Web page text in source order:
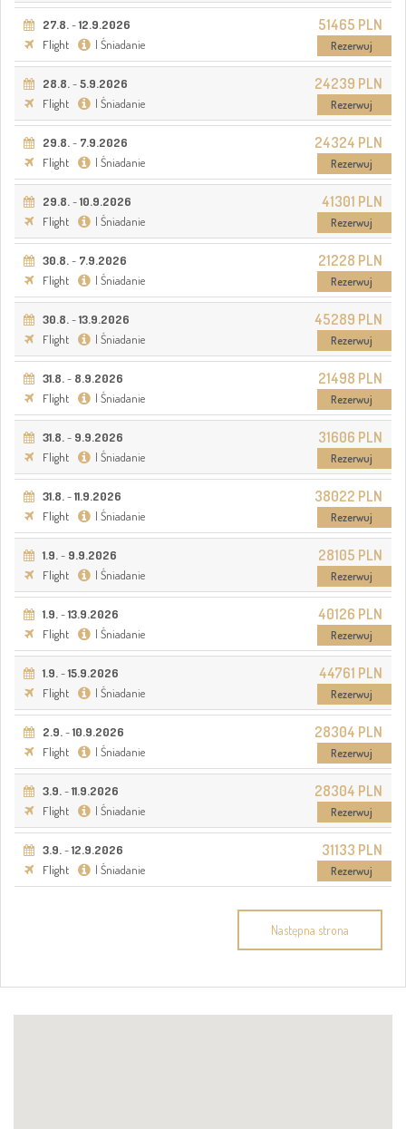
27.8.-12.9.2026
Flight
| Śniadanie
51465 PLN
Rezerwuj
28.8.-5.9.2026
Flight
| Śniadanie
24239 PLN
Rezerwuj
29.8.- 7.9.2026
Flight
| Śniadanie
24324 PLN
Rezerwuj
29.8.-10.9.2026
Flight
| Śniadanie
41301 PLN
Rezerwuj
30.8.- 7.9.2026
Flight
| Śniadanie
21228 PLN
Rezerwuj
30.8.-13.9.2026
Flight
| Śniadanie
45289 PLN
Rezerwuj
31.8.- 8.9.2026
Flight
| Śniadanie
21498 PLN
Rezerwuj
31.8.- 9.9.2026
Flight
| Śniadanie
31606 PLN
Rezerwuj
31.8.-11.9.2026
Flight
| Śniadanie
38022 PLN
Rezerwuj
1.9.- 9.9.2026
Flight
| Śniadanie
28105 PLN
Rezerwuj
1.9.-13.9.2026
Flight
| Śniadanie
40126 PLN
Rezerwuj
1.9.-15.9.2026
Flight
| Śniadanie
44761 PLN
Rezerwuj
2.9.-10.9.2026
Flight
| Śniadanie
28304 PLN
Rezerwuj
3.9.-11.9.2026
Flight
| Śniadanie
28304 PLN
Rezerwuj
3.9.-12.9.2026
Flight
| Śniadanie
31133 PLN
Rezerwuj
Następna strona